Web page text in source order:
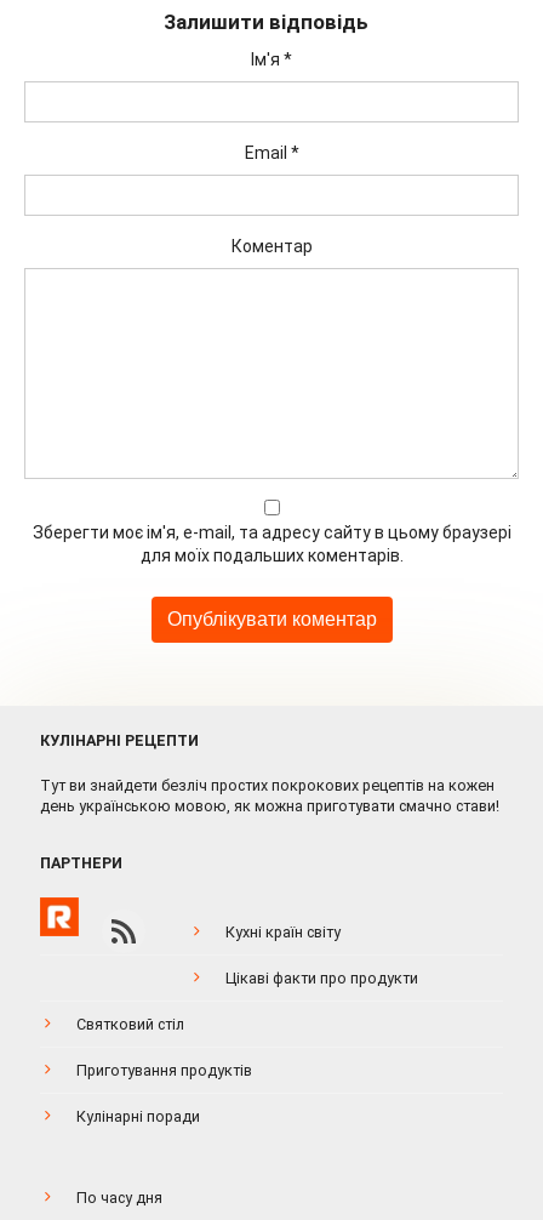
Залишити відповідь
Ім'я *
Email *
Коментар
Зберегти моє ім'я, e-mail, та адресу сайту в цьому браузері
для моїх подальших коментарів.
КУЛІНАРНІ РЕЦЕПТИ
Тут ви знайдети безліч простих покрокових рецептів на кожен
день українською мовою, як можна приготувати смачно стави!
ПАРТНЕРИ
Кухні країн світу
Цікаві факти про продукти
Святковий стіл
Приготування продуктів
Кулінарні поради
По часу дня